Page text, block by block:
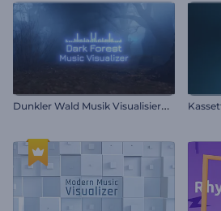
D
unkler Wald Musik Visualisierung